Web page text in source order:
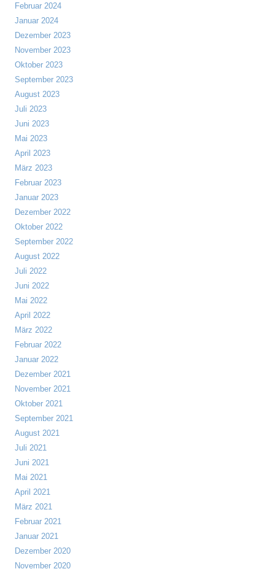
Februar 2024
Januar 2024
Dezember 2023
November 2023
Oktober 2023
September 2023
August 2023
Juli 2023
Juni 2023
Mai 2023
April 2023
März 2023
Februar 2023
Januar 2023
Dezember 2022
Oktober 2022
September 2022
August 2022
Juli 2022
Juni 2022
Mai 2022
April 2022
März 2022
Februar 2022
Januar 2022
Dezember 2021
November 2021
Oktober 2021
September 2021
August 2021
Juli 2021
Juni 2021
Mai 2021
April 2021
März 2021
Februar 2021
Januar 2021
Dezember 2020
November 2020